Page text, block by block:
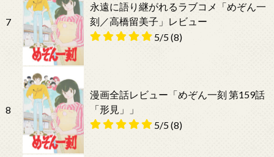
7
永遠に語り継がれるラブコメ「めぞん一
刻／高橋留美子」レビュー
5/5(8)
8
漫画全話レビュー「めぞん一刻 第159話
「形見」」
5/5(8)